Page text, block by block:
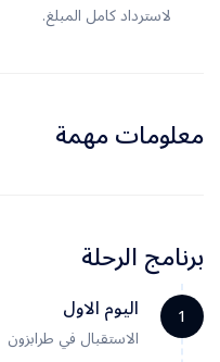
لاسترداد كامل المبلغ.
معلومات مهمة
برنامج الرحلة
1 اليوم الاول
الاستقبال في طرابزون